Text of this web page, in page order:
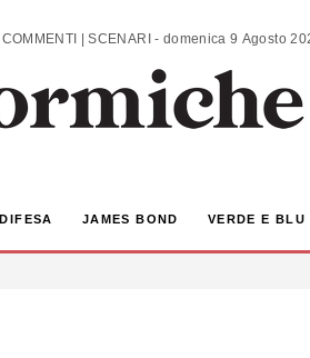
ANALISI | COMMENTI | SCENARI - domenica 9 Agosto
DIFESA JAMES BOND VERDE E BLU